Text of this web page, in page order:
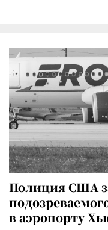
Полиция США
в аэропорту